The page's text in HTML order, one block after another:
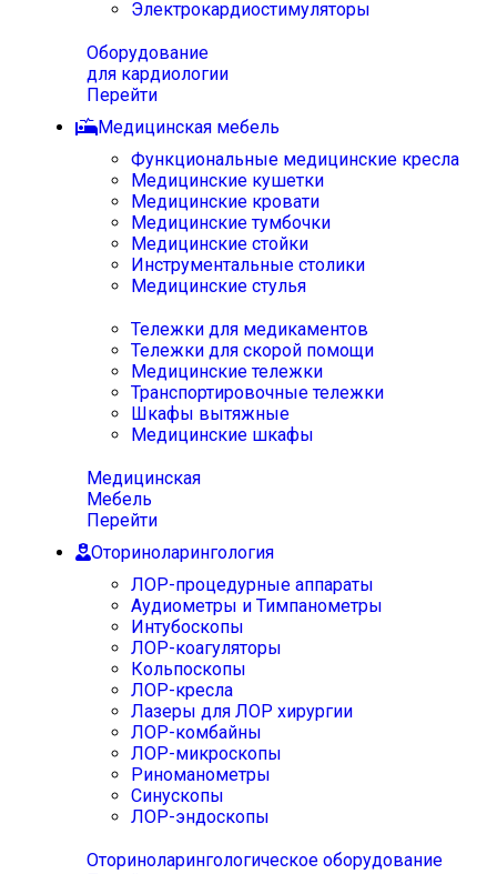
Электрокардиостимуляторы
Оборудование
для кардиологии
Перейти
Медицинская мебель
Функциональные медицинские кресла
Медицинские кушетки
Медицинские кровати
Медицинские тумбочки
Медицинские стойки
Инструментальные столики
Медицинские стулья
Тележки для медикаментов
Тележки для скорой помощи
Медицинские тележки
Транспортировочные тележки
Шкафы вытяжные
Медицинские шкафы
Медицинская
Мебель
Перейти
Оториноларингология
ЛОР-процедурные аппараты
Аудиометры и Тимпанометры
Интубоскопы
ЛОР-коагуляторы
Кольпоскопы
ЛОР-кресла
Лазеры для ЛОР хирургии
ЛОР-комбайны
ЛОР-микроскопы
Риноманометры
Синускопы
ЛОР-эндоскопы
Оториноларингологическое оборудование